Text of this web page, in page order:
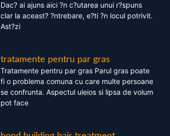
Dac? ai ajuns aici ?n c?utarea unui r?spuns
clar la aceast? ?ntrebare, e?ti ?n locul potrivit.
Ast?zi
tratamente pentru par gras
Tratamente pentru par gras Parul gras poate
fi o problema comuna cu care multe persoane
se confrunta. Aspectul uleios si lipsa de volum
pot face